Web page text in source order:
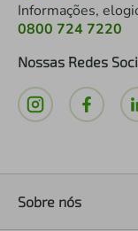
Informações,
0800 724 7220
Nossas Redes
Sobre nós